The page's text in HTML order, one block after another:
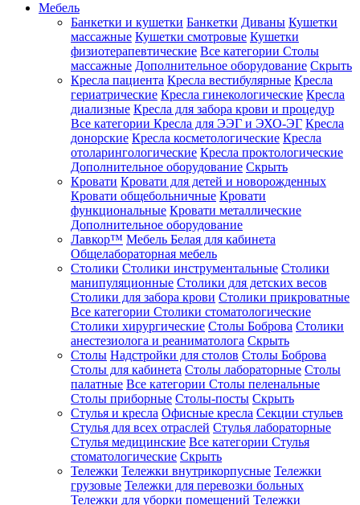
Мебель
Банкетки и кушетки Банкетки Диваны Кушетки
массажные Кушетки смотровые Кушетки
физиотерапевтические Все категории Столы
массажные Дополнительное оборудование Скрыть
Кресла пациента Кресла вестибулярные Кресла
гериатрические Кресла гинекологические Кресла
диализные Кресла для забора крови и процедур
Все категории Кресла для ЭЭГ и ЭХО-ЭГ Кресла
донорские Кресла косметологические Кресла
отоларингологические Кресла проктологические
Дополнительное оборудование Скрыть
Кровати Кровати для детей и новорожденных
Кровати общебольничные Кровати
функциональные Кровати металлические
Дополнительное оборудование
Лавкор™ Мебель Белая для кабинета
Общелабораторная мебель
Столики Столики инструментальные Столики
манипуляционные Столики для детских весов
Столики для забора крови Столики прикроватные
Все категории Столики стоматологические
Столики хирургические Столы Боброва Столики
анестезиолога и реаниматолога Скрыть
Столы Надстройки для столов Столы Боброва
Столы для кабинета Столы лабораторные Столы
палатные Все категории Столы пеленальные
Столы приборные Столы-посты Скрыть
Стулья и кресла Офисные кресла Секции стульев
Стулья для всех отраслей Стулья лабораторные
Стулья медицинские Все категории Стулья
стоматологические Скрыть
Тележки Тележки внутрикорпусные Тележки
грузовые Тележки для перевозки больных
Тележки для уборки помещений Тележки